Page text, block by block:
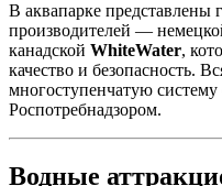
В аквапарке
производителей —
канадской WhiteWater,
качество и безопасность.
многоступенчатую систему
Роспотребнадзором.
Водные